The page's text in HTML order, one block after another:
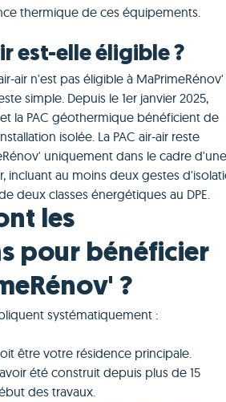
thermique de ces équipements.
est-elle éligible ?
air n'est pas éligible à MaPrimeRénov'
simple. Depuis le 1er janvier 2025,
et la PAC géothermique bénéficient de
isolée. La PAC air-air reste
uniquement dans le cadre d'une
incluant au moins deux gestes
deux classes énergétiques au DPE.
les
pour bénéficier
?
systématiquement :
être votre résidence principale.
été construit depuis plus de 15
des travaux.